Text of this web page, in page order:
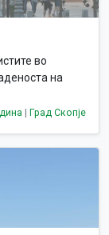
во
на
| Град Скопје